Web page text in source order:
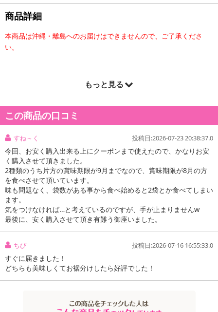
商品詳細
本商品は沖縄・離島へのお届けはできませんので、ご了承くださ
い。
【ベビースタードデカイラーメン喜多方ラーメン味】
喜多方ラーメン味のドデカイラーメンです。あっさりとした醤油ベ
【ベビースタードデカイラーメン魅惑のローストチキン味】
つまんで食べやすい、幅広タイプのベビースタードデカイ麺。香ば
しい風味とチキンの旨味に、ハーブの香りを隠し味に効かせた本格
的な味わい。
もっと見る
この商品の口コミ
すね～く 投稿日:2026-07-23 20:38:37.0
今回、お安く購入出来る上にクーポンまで使えたので、かなりお安
く購入させて頂きました。
2種類のうち片方の賞味期限が9月までなので、賞味期限が8月の方
を食べさせて頂いています。
味も問題なく、袋数がある事から食べ始めると2袋とか食べてしまい
ます。
気をつけなければ…と考えているのですが、手が止まりませんw
最後に、安く購入させて頂き有難う御座いました。
ちび 投稿日:2026-07-16 16:55:33.0
すぐに届きました！
どちらも美味しくてお裾分けしたら好評でした！